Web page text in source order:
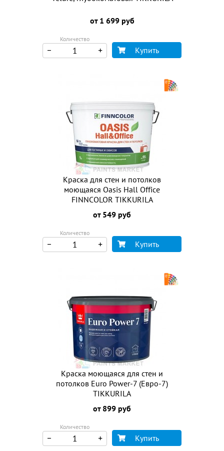
от 1 699 руб
Количество
Купить
Краска для стен и потолков
моющаяся Oasis Hall Office
FINNCOLOR TIKKURILA
от 549 руб
Количество
Купить
Краска моющаяся для стен и
потолков Euro Power-7 (Евро-7)
TIKKURILA
от 899 руб
Количество
Купить